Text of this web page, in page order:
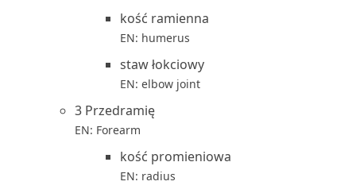
kość ramienna
EN: humerus
staw łokciowy
EN: elbow joint
3 Przedramię
EN: Forearm
kość promieniowa
EN: radius